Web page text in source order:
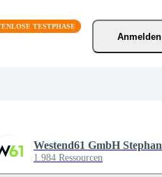
Anmelden
1.984 Ressourcen